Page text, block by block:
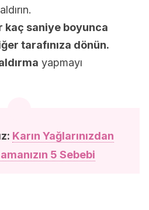
kaç saniye boyunca
tarafınıza dönün.
yapmayı
Karın Yağlarınızdan
5 Sebebi